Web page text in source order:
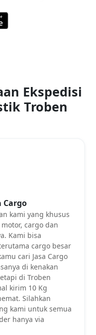
Ekspedisi
Troben
Cargo
kami yang khusus
cargo dan
Kami bisa
cargo besar
cari Jasa Cargo
di kenakan
di Troben
kirim 10 Kg
Silahkan
kami untuk semua
hanya via